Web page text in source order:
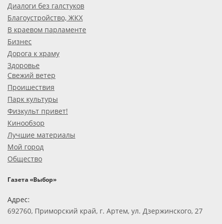
Диалоги без галстуков
Благоустройство, ЖКХ
В краевом парламенте
Бизнес
Дорога к храму
Здоровье
Свежий ветер
Проишествия
Парк культуры
Физкульт привет!
Кинообзор
Лучшие материалы
Мой город
Общество
Газета «Выбор»
Адрес:
692760, Приморский край, г. Артем, ул. Дзержинского, 27